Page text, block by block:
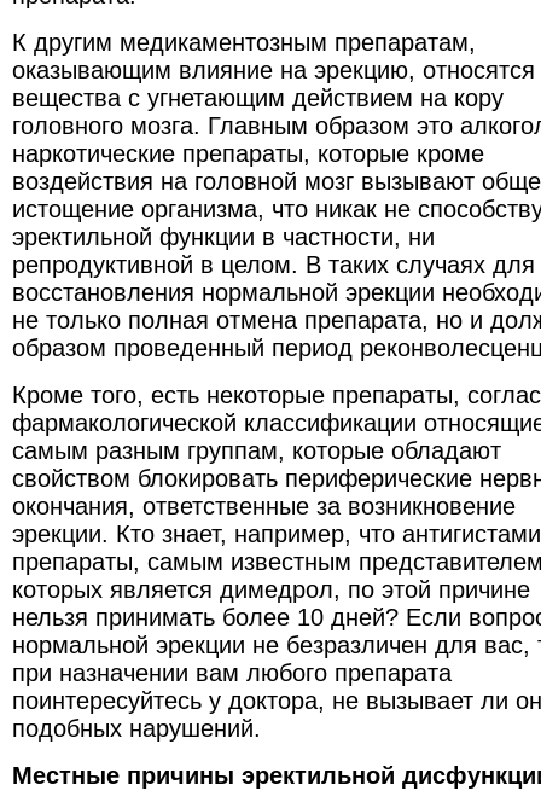
К другим медикаментозным препаратам,
оказывающим влияние на эрекцию, относятся
вещества с угнетающим действием на кору
головного мозга. Главным образом это
наркотические препараты, которые кроме
воздействия на головной мозг вызывают
истощение организма, что никак не
эректильной функции в частности, ни
репродуктивной в целом. В таких случаях для
восстановления нормальной эрекции
не только полная отмена препарата, но и
образом проведенный период
Кроме того, есть некоторые препараты,
фармакологической классификации
самым разным группам, которые обладают
свойством блокировать периферические
окончания, ответственные за возникновение
эрекции. Кто знает, например, что
препараты, самым известным
которых является димедрол, по этой причине
нельзя принимать более 10 дней? Если
нормальной эрекции не безразличен для вас,
при назначении вам любого препарата
поинтересуйтесь у доктора, не вызывает ли он
подобных нарушений.
Местные причины эректильной